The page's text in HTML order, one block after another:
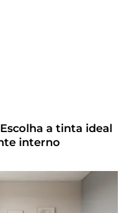
a tinta ideal
interno